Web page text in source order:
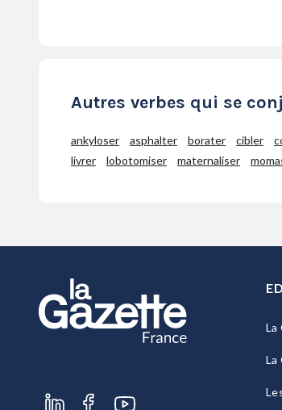
Autres verbes qui se
ankyloser asphalter borater cibler
livrer
lobotomiser maternaliser
La
La